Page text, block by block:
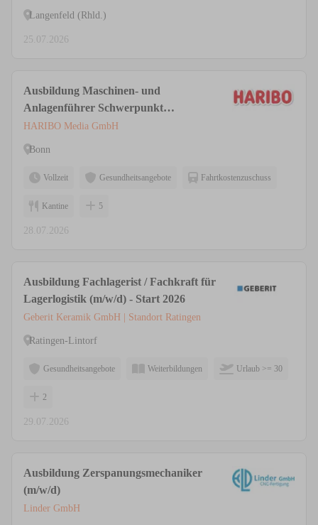
(m/w/d)
Langenfeld (Rhld.)
25.07.2026
Ausbildung Maschinen- und
Anlagenführer Schwerpunkt
Lebensmitteltechnik (m/w/d)
HARIBO Media GmbH
Bonn
Vollzeit Gesundheitsangebote Fahrtkostenzuschuss
Kantine 5
28.07.2026
Ausbildung Fachlagerist / Fachkraft für
Lagerlogistik (m/w/d) - Start 2026
Geberit Keramik GmbH | Standort Ratingen
Ratingen-Lintorf
Gesundheitsangebote Weiterbildungen Urlaub >= 30
2
29.07.2026
Ausbildung Zerspanungsmechaniker
(m/w/d)
Linder GmbH